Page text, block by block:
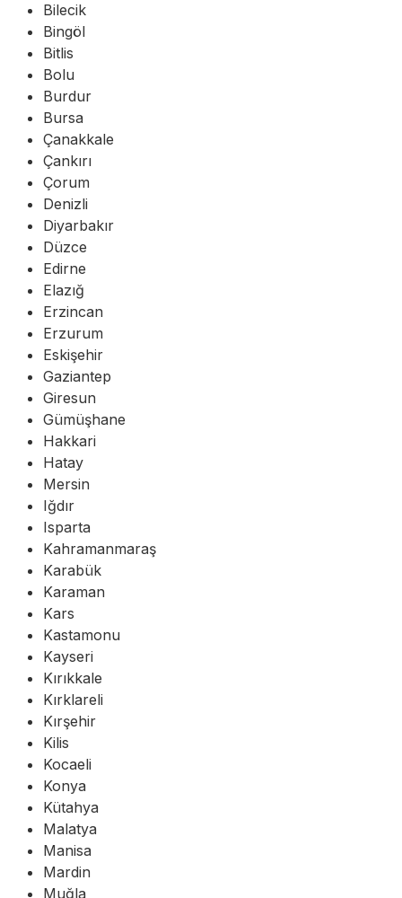
Bilecik
Bingöl
Bitlis
Bolu
Burdur
Bursa
Çanakkale
Çankırı
Çorum
Denizli
Diyarbakır
Düzce
Edirne
Elazığ
Erzincan
Erzurum
Eskişehir
Gaziantep
Giresun
Gümüşhane
Hakkari
Hatay
Mersin
Iğdır
Isparta
Kahramanmaraş
Karabük
Karaman
Kars
Kastamonu
Kayseri
Kırıkkale
Kırklareli
Kırşehir
Kilis
Kocaeli
Konya
Kütahya
Malatya
Manisa
Mardin
Muğla